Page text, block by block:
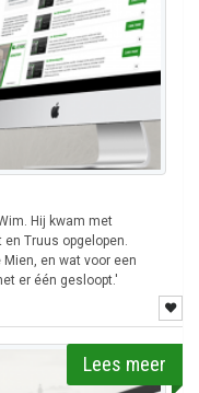
Hij kwam met
Truus opgelopen.
en wat voor een
er één gesloopt.'
Lees meer